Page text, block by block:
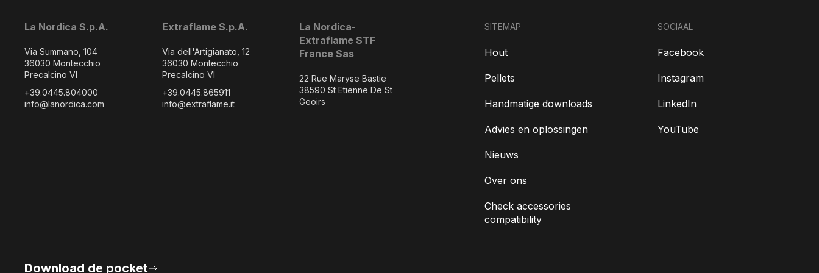
La Nordica S.p.A.
Via Summano, 104
36030 Montecchio
Precalcino VI
+39.0445.804000
info@lanordica.com
Extraflame S.p.A.
Via dell'Artigianato, 12
36030 Montecchio
Precalcino VI
+39.0445.865911
info@extraflame.it
La Nordica-
Extraflame STF
France Sas
22 Rue Maryse Bastie
38590 St Etienne De St
Geoirs
Download de pocket
SITEMAP
Hout
Pellets
Handmatige downloads
Advies en oplossingen
Nieuws
Over ons
Check accessories
compatibility
SOCIAAL
Facebook
Instagram
LinkedIn
YouTube